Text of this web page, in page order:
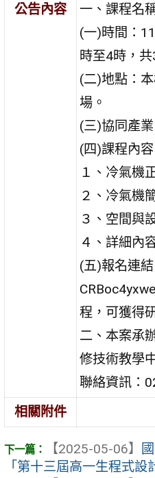
公告內容
一、課程名
(一)時間：
時至4時，共
(二)地點：
場。
(三)協同產
(四)課程內容
１、冷氣機
２、冷氣機
３、空間與
４、詳細內
(五)報名連
程，可獲得
二、本案承
修技術教學
聯絡資訊：
相關附件
【2025-05-06】
「第十三屆高一生程式設